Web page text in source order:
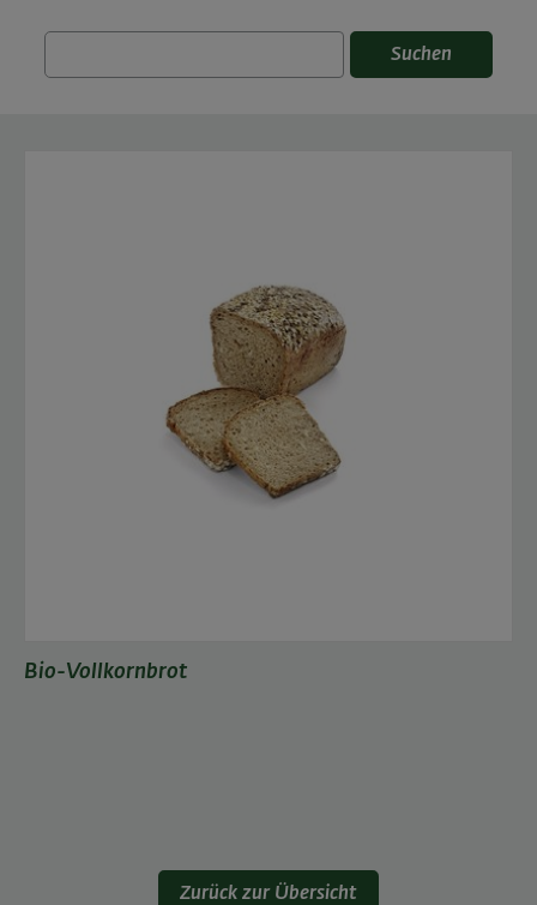
Suchen
Bio-Vollkornbrot
Zurück zur Übersicht